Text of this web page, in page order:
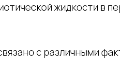
жидкости в
с различными